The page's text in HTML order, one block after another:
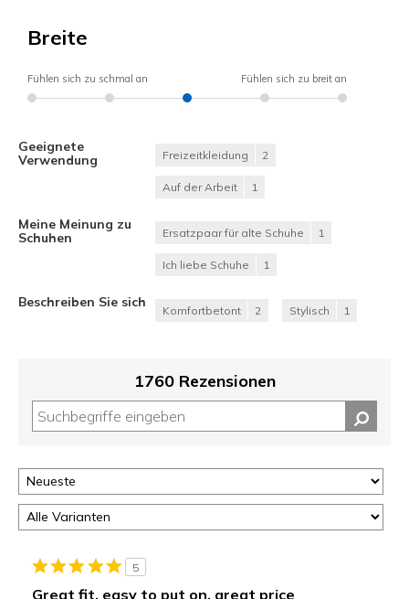
Breite
Fühlen sich zu schmal an Fühlen sich zu breit an
Geeignete
Verwendung
Freizeitkleidung 2
Auf der Arbeit 1
Meine Meinung zu
Schuhen
Ersatzpaar für alte Schuhe 1
Ich liebe Schuhe 1
Beschreiben Sie sich
Komfortbetont 2 Stylisch 1
1760 Rezensionen
5
Great fit, easy to put on, great price